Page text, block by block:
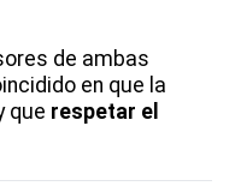
de ambas
en que la
que respetar el